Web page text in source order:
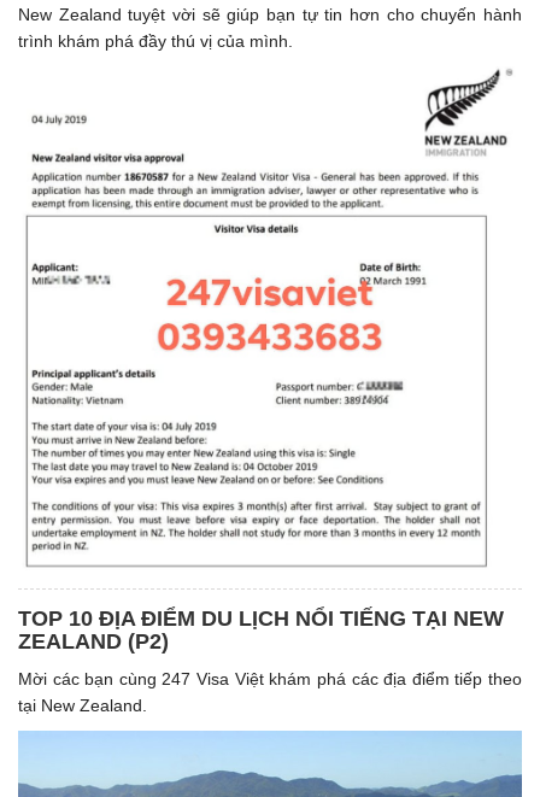
New Zealand tuyệt vời sẽ giúp bạn tự tin hơn cho chuyến hành
trình khám phá đầy thú vị của mình.
TOP 10 ĐỊA ĐIỂM DU LỊCH NỔI TIẾNG TẠI NEW
ZEALAND (P2)
Mời các bạn cùng 247 Visa Việt khám phá các địa điểm tiếp theo
tại New Zealand.